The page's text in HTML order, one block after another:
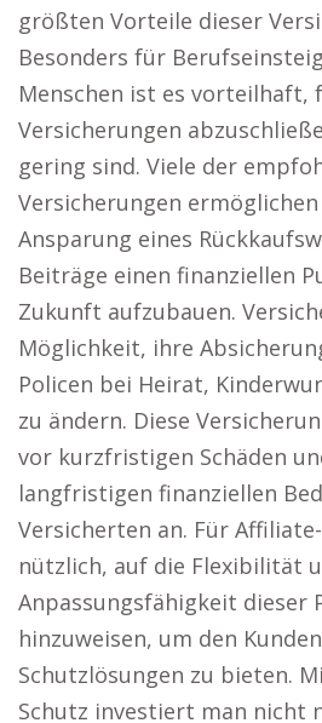
größten Vorteile dieser
Besonders für
Menschen ist es vorteilhaft,
Versicherungen
gering sind. Viele der
Versicherungen
Ansparung eines
Beiträge einen finanziellen
Zukunft aufzubauen.
Möglichkeit, ihre
Policen bei Heirat,
zu ändern. Diese
vor kurzfristigen Schäden
langfristigen finanziellen
Versicherten an. Für
nützlich, auf die Flexibilität
Anpassungsfähigkeit dieser
hinzuweisen, um den
Schutzlösungen zu bieten.
Schutz investiert man nicht